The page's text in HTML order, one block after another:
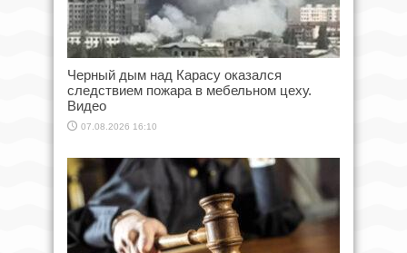
Черный дым над Карасу оказался
следствием пожара в мебельном цеху.
Видео
07.08.2026 16:10